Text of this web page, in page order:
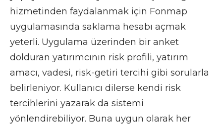
hizmetinden faydalanmak için Fonmap
uygulamasında saklama hesabı açmak
yeterli. Uygulama üzerinden bir anket
dolduran yatırımcının risk profili, yatırım
amacı, vadesi, risk-getiri tercihi gibi sorularla
belirleniyor. Kullanıcı dilerse kendi risk
tercihlerini yazarak da sistemi
yönlendirebiliyor. Buna uygun olarak her